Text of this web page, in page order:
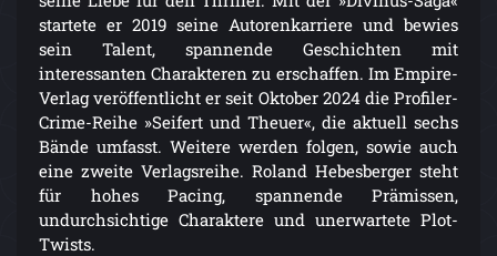
startete er 2019 seine Autorenkarriere und bewies
sein Talent, spannende Geschichten mit
interessanten Charakteren zu erschaffen. Im Empire-
Verlag veröffentlicht er seit Oktober 2024 die Profiler-
Crime-Reihe »Seifert und Theuer«, die aktuell sechs
Bände umfasst. Weitere werden folgen, sowie auch
eine zweite Verlagsreihe. Roland Hebesberger steht
für hohes Pacing, spannende Prämissen,
undurchsichtige Charaktere und unerwartete Plot-
Twists.